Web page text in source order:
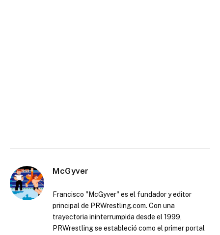
McGyver
Francisco "McGyver" es el fundador y editor
principal de PRWrestling.com. Con una
trayectoria ininterrumpida desde el 1999,
PRWrestling se estableció como el primer portal